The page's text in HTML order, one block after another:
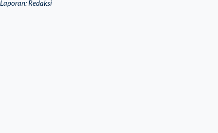
Laporan: Redaksi